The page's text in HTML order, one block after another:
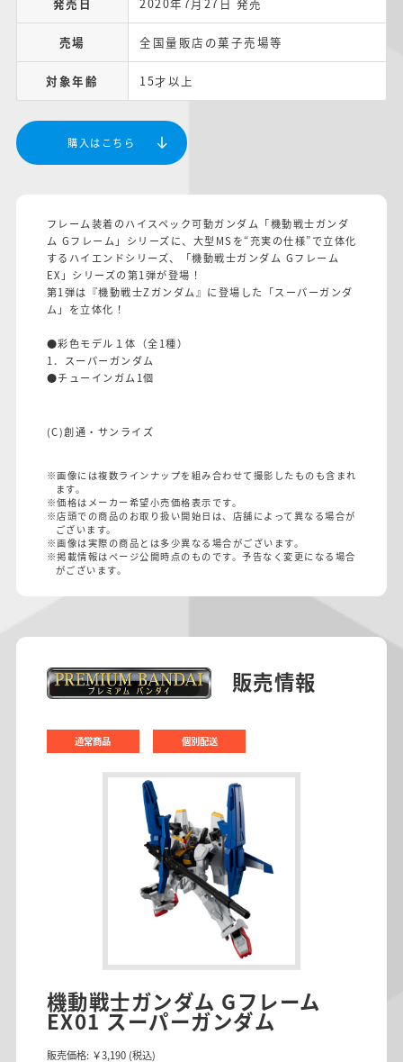
売場 全国量販店の菓子売場等
対象年齢 15才以上
購入はこちら
フレーム装着のハイスペック可動ガンダム「機動戦士ガンダ
ム Gフレーム」シリーズに、大型MSを“充実の仕様”で立体化
するハイエンドシリーズ、「機動戦士ガンダム Gフレーム
EX」シリーズの第1弾が登場！
第1弾は『機動戦士Zガンダム』に登場した「スーパーガンダ
ム」を立体化！
●彩色モデル１体（全1種）
1．スーパーガンダム
●チューインガム1個
(C)創通・サンライズ
※画像には複数ラインナップを組み合わせて撮影したものも含まれ
ます。
※価格はメーカー希望小売価格表示です。
※店頭での商品のお取り扱い開始日は、店舗によって異なる場合が
ございます。
※画像は実際の商品とは多少異なる場合がございます。
※掲載情報はページ公開時点のものです。予告なく変更になる場合
がございます。
販売情報
通常商品 個別配送
機動戦士ガンダム Gフレーム
EX01 スーパーガンダム
販売価格: ￥3,190 (税込)